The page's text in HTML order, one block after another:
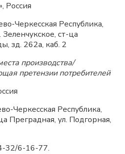
Россия
Черкесская Республика,
ст-ца
зд. 262а, каб. 2
производства/
претензии потребителей
Черкесская Республика,
Преградная, ул. Подгорная,
32/6-16-77.